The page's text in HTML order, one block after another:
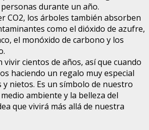
durante un año.
CO2, los árboles también absorben
como el dióxido de azufre,
el monóxido de carbono y los
vivir cientos de años, así que cuando
haciendo un regalo muy especial
nietos. Es un símbolo de nuestro
ambiente y la belleza del
que vivirá más allá de nuestra